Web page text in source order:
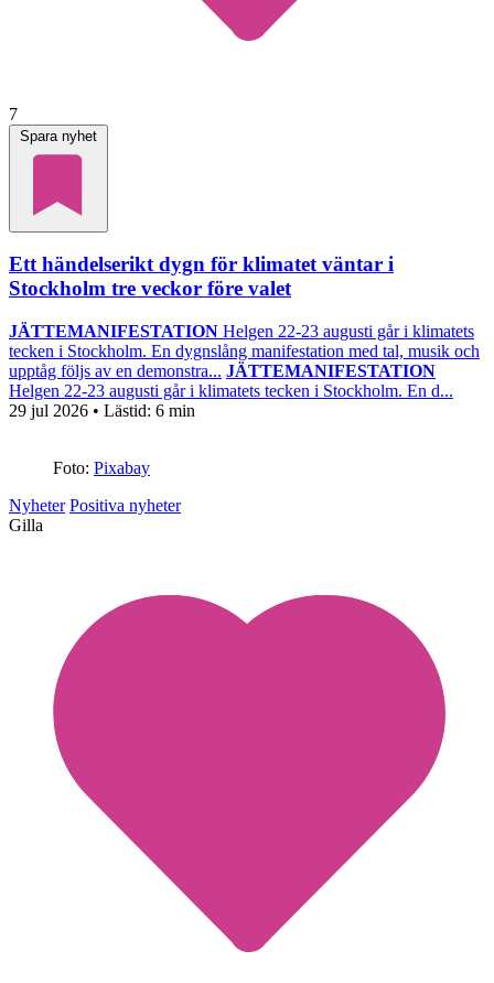
7
Spara nyhet
Ett händelserikt dygn för klimatet väntar i
Stockholm tre veckor före valet
JÄTTEMANIFESTATION Helgen 22-23 augusti går i klimatets
tecken i Stockholm. En dygnslång manifestation med tal, musik och
upptåg följs av en demonstra... JÄTTEMANIFESTATION
Helgen 22-23 augusti går i klimatets tecken i Stockholm. En d...
29 jul 2026 • Lästid: 6 min
Foto: Pixabay
Nyheter Positiva nyheter
Gilla